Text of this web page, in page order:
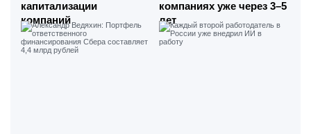
капитализации
компаний
компаниях уже через 3–5
лет